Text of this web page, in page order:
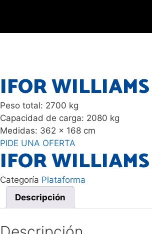
contenido
IFOR
Peso total: 2700 kg
Capacidad de carga: 2080 kg
Medidas: 362 x 168 cm
PIDE UNA OFERTA
IFOR
Categoría Plataforma
Descripción